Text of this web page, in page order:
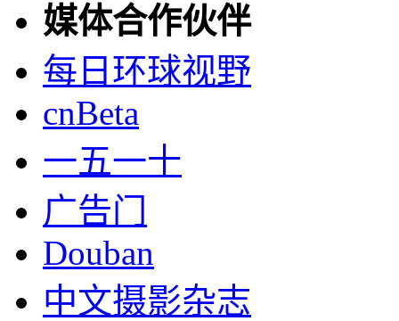
媒体合作伙伴
每日环球视野
cnBeta
一五一十
广告门
Douban
中文摄影杂志